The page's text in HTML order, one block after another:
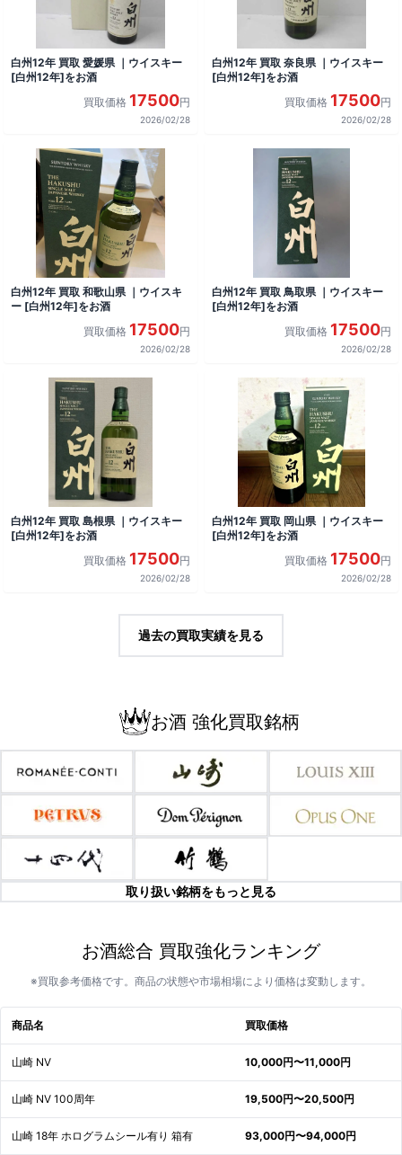
白州12年 買取 愛媛県 ｜ウイスキー
[白州12年]をお酒
買取価格 17500円
2026/02/28
白州12年 買取 奈良県 ｜ウイスキー
[白州12年]をお酒
買取価格 17500円
2026/02/28
白州12年 買取 和歌山県 ｜ウイスキ
ー [白州12年]をお酒
買取価格 17500円
2026/02/28
白州12年 買取 鳥取県 ｜ウイスキー
[白州12年]をお酒
買取価格 17500円
2026/02/28
白州12年 買取 島根県 ｜ウイスキー
[白州12年]をお酒
買取価格 17500円
2026/02/28
白州12年 買取 岡山県 ｜ウイスキー
[白州12年]をお酒
買取価格 17500円
2026/02/28
過去の買取実績を見る
お酒 強化買取銘柄
取り扱い銘柄をもっと見る
お酒総合 買取強化ランキング
※買取参考価格です。商品の状態や市場相場により価格は変動します。
商品名 買取価格
山崎 NV 10,000円〜11,000円
山崎 NV 100周年 19,500円〜20,500円
山崎 18年 ホログラムシール有り 箱有 93,000円〜94,000円